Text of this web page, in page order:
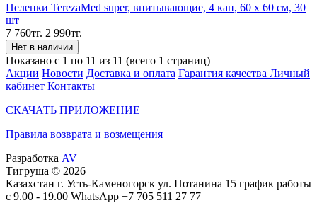
Пеленки TerezaMed super, впитывающие, 4 кап, 60 х 60 см, 30
шт
7 760тг. 2 990тг.
Показано с 1 по 11 из 11 (всего 1 страниц)
Акции Новости Доставка и оплата Гарантия качества Личный
кабинет Контакты
СКАЧАТЬ ПРИЛОЖЕНИЕ
Правила возврата и возмещения
Разработка AV
Тигруша © 2026
Казахстан г. Усть-Каменогорск ул. Потанина 15 график работы
с 9.00 - 19.00 WhatsApp +7 705 511 27 77